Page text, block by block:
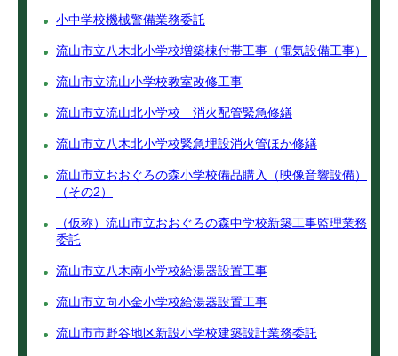
小中学校機械警備業務委託
流山市立八木北小学校増築棟付帯工事（電気設備工事）
流山市立流山小学校教室改修工事
流山市立流山北小学校 消火配管緊急修繕
流山市立八木北小学校緊急埋設消火管ほか修繕
流山市立おおぐろの森小学校備品購入（映像音響設備）
（その2）
（仮称）流山市立おおぐろの森中学校新築工事監理業務
委託
流山市立八木南小学校給湯器設置工事
流山市立向小金小学校給湯器設置工事
流山市市野谷地区新設小学校建築設計業務委託